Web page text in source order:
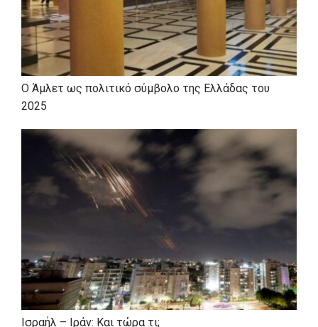
Ο Άμλετ ως πολιτικό σύμβολο της Ελλάδας του
2025
Ισραήλ – Ιράν: Και τώρα τι;